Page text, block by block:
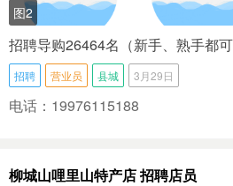
图2
招聘导购26464名（新手、熟手都可
招聘 营业员 县城 3月29日
电话：19976115188
柳城山哩里山特产店 招聘店员